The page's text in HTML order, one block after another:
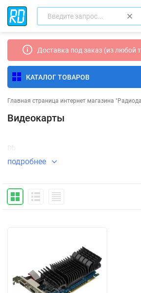
Доставка под заказ (из любой
КАТАЛОГ ТОВАРОВ
Главная страница интернет магазина
Видеокарты
Db
подробнее